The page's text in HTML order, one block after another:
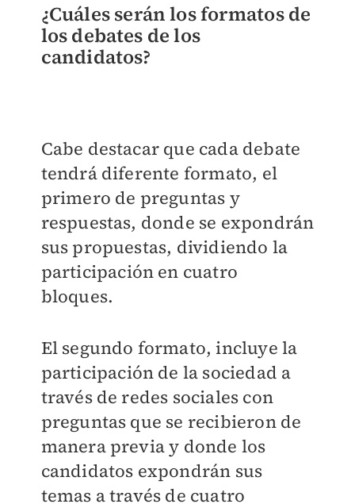
¿Cuáles serán los formatos de
los debates de los
candidatos?
Cabe destacar que cada debate
tendrá diferente formato, el
primero de preguntas y
respuestas, donde se expondrán
sus propuestas, dividiendo la
participación en cuatro
bloques.
El segundo formato, incluye la
participación de la sociedad a
través de redes sociales con
preguntas que se recibieron de
manera previa y donde los
candidatos expondrán sus
temas a través de cuatro